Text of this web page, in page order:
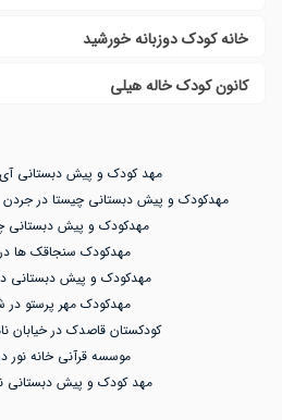
خانه کودک دوزبانه خورشید
کانون کودک خاله هیلی
مهد کودک و پیش دبستانی آی
مهدکودک و پیش دبستانی چیستا در جردن
مهدکودک و پیش دبستانی
مهدکودک سنجاقک ها
مهدکودک و پیش دبستانی دو
مهدکودک مهر پرستو
کودکستان قاصدک در خیابان
موسسه قرآنی خانه نور
مهد کودک و پیش دبستانی